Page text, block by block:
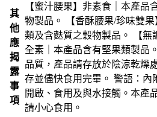
其
他
應
揭
露
事
項
【蜜汁腰果】非素食｜本產品
物製品。 【香酥腰果/珍味雙
類及含麩質之穀物製品。 【無
全素｜本產品含有堅果類製品
品質，產品請存放於陰涼乾燥
存並儘快食用完畢。 警語：內
開啟、食用及與水接觸。本產
請小心食用。